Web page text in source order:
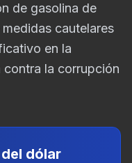
de gasolina de
cautelares
en la
contra la corrupción
dólar